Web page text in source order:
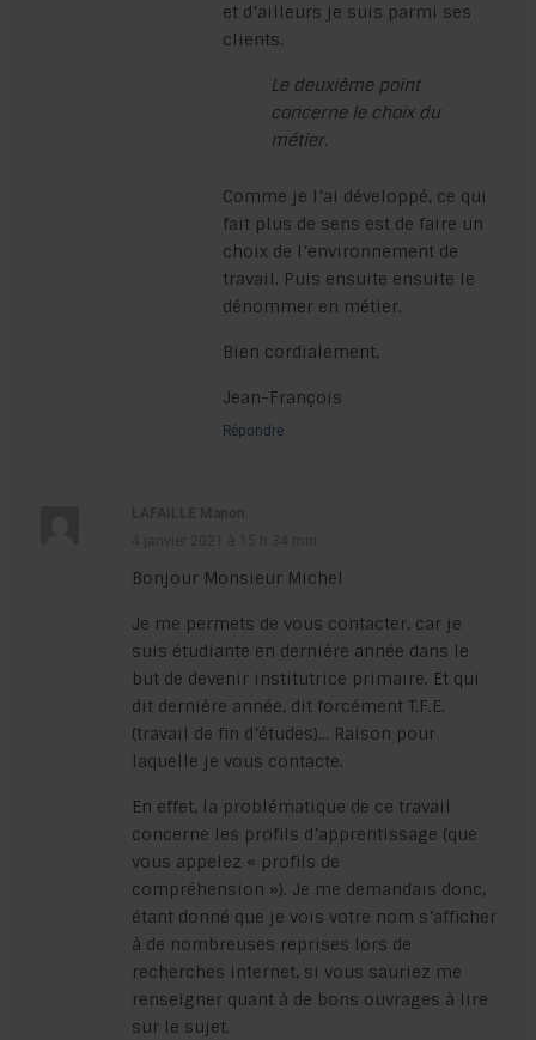
et d’ailleurs je suis parmi ses
clients.
Le deuxième point
concerne le choix du
métier.
Comme je l’ai développé, ce qui
fait plus de sens est de faire un
choix de l’environnement de
travail. Puis ensuite ensuite le
dénommer en métier.
Bien cordialement,
Jean-François
Répondre
Bonjour Monsieur Michel
Je me permets de vous contacter, car je
suis étudiante en dernière année dans le
but de devenir institutrice primaire. Et qui
dit dernière année, dit forcément T.F.E.
(travail de fin d’études)… Raison pour
laquelle je vous contacte.
En effet, la problématique de ce travail
concerne les profils d’apprentissage (que
vous appelez « profils de
compréhension »). Je me demandais donc,
étant donné que je vois votre nom s’afficher
à de nombreuses reprises lors de
recherches internet, si vous sauriez me
renseigner quant à de bons ouvrages à lire
sur le sujet.